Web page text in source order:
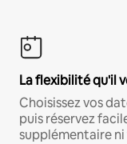
La flexibilité qu'il
Choisissez vos
puis réservez
supplémentaire